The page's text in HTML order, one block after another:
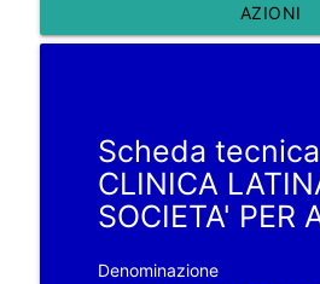
AZIONI
Scheda
CLINICA
SOCIETA' PER
Denominazione